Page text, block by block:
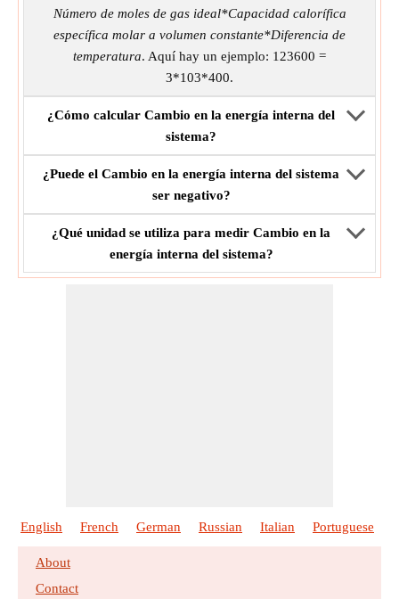
Número de moles de gas ideal*Capacidad calorífica
específica molar a volumen constante*Diferencia de
temperatura. Aquí hay un ejemplo: 123600 =
3*103*400.
¿Cómo calcular Cambio en la energía interna del
sistema?
¿Puede el Cambio en la energía interna del sistema
ser negativo?
¿Qué unidad se utiliza para medir Cambio en la
energía interna del sistema?
English French German Russian Italian Portuguese
About
Contact